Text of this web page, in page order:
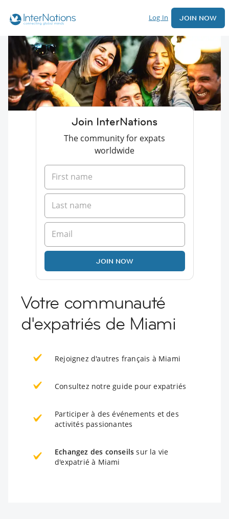
Log In JOIN NOW
Join InterNations
The community for expats
worldwide
JOIN NOW
Votre communauté
d'expatriés de Miami
Rejoignez d'autres français à Miami
Consultez notre guide pour expatriés
Participer à des événements et des
activités passionantes
Echangez des conseils sur la vie
d'expatrié à Miami